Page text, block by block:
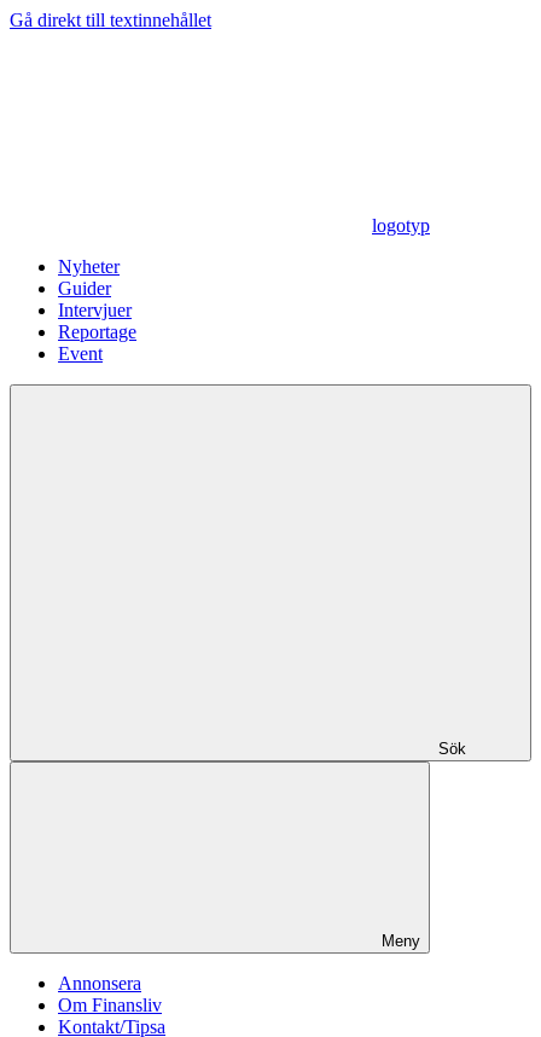
Gå direkt till textinnehållet
logotyp
Nyheter
Guider
Intervjuer
Reportage
Event
Sök
Meny
Annonsera
Om Finansliv
Kontakt/Tipsa